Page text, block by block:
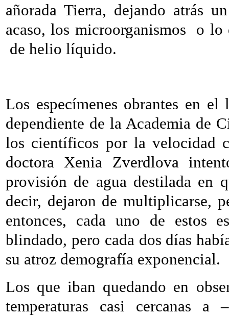
añorada Tierra, dejando atrás
acaso, los microorganismos
o lo
de helio líquido.
Los especímenes obrantes en
dependiente de la Academia de
los científicos por la velocidad
doctora Xenia Zverdlova
provisión de agua destilada en
decir, dejaron de multiplicarse,
entonces, cada uno de estos
blindado, pero cada dos días
su atroz demografía exponencial.
Los que iban quedando en
temperaturas casi cercanas